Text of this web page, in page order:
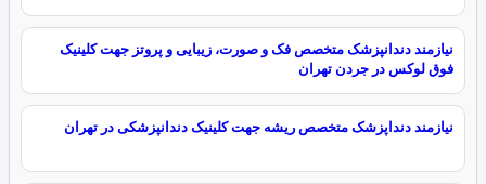
نیازمند دندانپزشک متخصص فک و صورت، زیبایی و پروتز جهت کلینیک
فوق لوکس در جردن تهران
نیازمند دنداپزشک متخصص ریشه جهت کلینیک دندانپزشکی در تهران